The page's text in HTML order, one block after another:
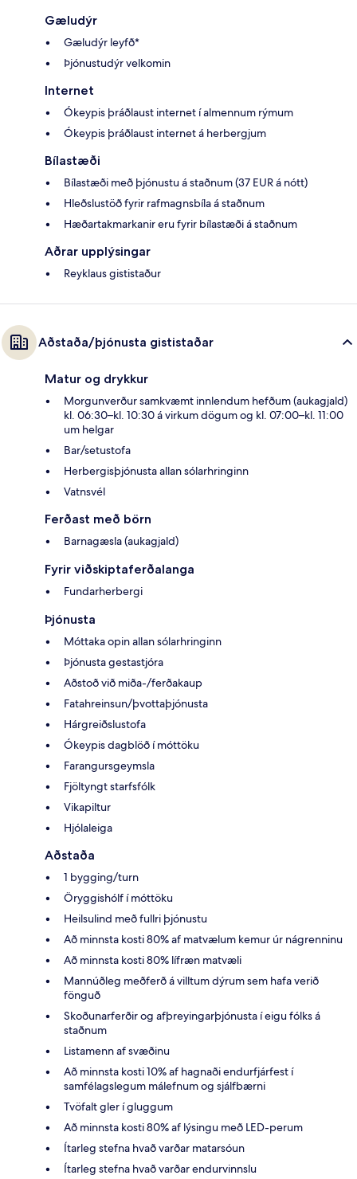
Gæludýr
Gæludýr leyfð*
Þjónustudýr velkomin
Internet
Ókeypis þráðlaust internet í almennum rýmum
Ókeypis þráðlaust internet á herbergjum
Bílastæði
Bílastæði með þjónustu á staðnum (37 EUR á nótt)
Hleðslustöð fyrir rafmagnsbíla á staðnum
Hæðartakmarkanir eru fyrir bílastæði á staðnum
Aðrar upplýsingar
Reyklaus gististaður
Aðstaða/þjónusta gististaðar
Matur og drykkur
Morgunverður samkvæmt innlendum hefðum (aukagjald)
kl. 06:30–kl. 10:30 á virkum dögum og kl. 07:00–kl. 11:00
um helgar
Bar/setustofa
Herbergisþjónusta allan sólarhringinn
Vatnsvél
Ferðast með börn
Barnagæsla (aukagjald)
Fyrir viðskiptaferðalanga
Fundarherbergi
Þjónusta
Móttaka opin allan sólarhringinn
Þjónusta gestastjóra
Aðstoð við miða-/ferðakaup
Fatahreinsun/þvottaþjónusta
Hárgreiðslustofa
Ókeypis dagblöð í móttöku
Farangursgeymsla
Fjöltyngt starfsfólk
Vikapiltur
Hjólaleiga
Aðstaða
1 bygging/turn
Öryggishólf í móttöku
Heilsulind með fullri þjónustu
Að minnsta kosti 80% af matvælum kemur úr nágrenninu
Að minnsta kosti 80% lífræn matvæli
Mannúðleg meðferð á villtum dýrum sem hafa verið
fönguð
Skoðunarferðir og afþreyingarþjónusta í eigu fólks á
staðnum
Listamenn af svæðinu
Að minnsta kosti 10% af hagnaði endurfjárfest í
samfélagslegum málefnum og sjálfbærni
Tvöfalt gler í gluggum
Að minnsta kosti 80% af lýsingu með LED-perum
Ítarleg stefna hvað varðar matarsóun
Ítarleg stefna hvað varðar endurvinnslu